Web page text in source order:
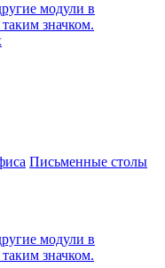
модули в
значком.
Письменные столы
модули в
значком.